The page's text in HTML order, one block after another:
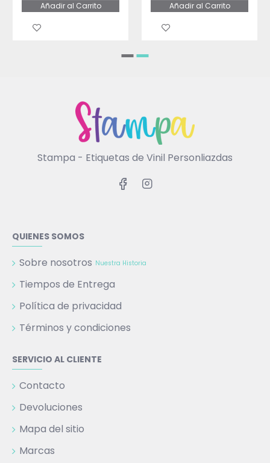
Añadir al Carrito Añadir al Carrito
Stampa - Etiquetas de Vinil Personliazdas
QUIENES SOMOS
Sobre nosotros Nuestra Historia
Tiempos de Entrega
Política de privacidad
Términos y condiciones
SERVICIO AL CLIENTE
Contacto
Devoluciones
Mapa del sitio
Marcas